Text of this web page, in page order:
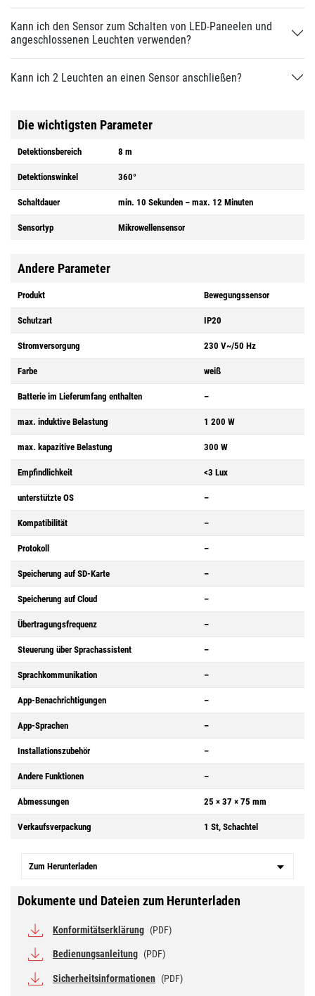
Kann ich den Sensor zum Schalten von LED-Paneelen und
angeschlossenen Leuchten verwenden?
Kann ich 2 Leuchten an einen Sensor anschließen?
Die wichtigsten Parameter
Detektionsbereich 8 m
Detektionswinkel 360°
Schaltdauer min. 10 Sekunden – max. 12 Minuten
Sensortyp Mikrowellensensor
Andere Parameter
Produkt Bewegungssensor
Schutzart IP20
Stromversorgung 230 V~/50 Hz
Farbe weiß
Batterie im Lieferumfang enthalten –
max. induktive Belastung 1 200 W
max. kapazitive Belastung 300 W
Empfindlichkeit <3 Lux
unterstützte OS –
Kompatibilität –
Protokoll –
Speicherung auf SD-Karte –
Speicherung auf Cloud –
Übertragungsfrequenz –
Steuerung über Sprachassistent –
Sprachkommunikation –
App-Benachrichtigungen –
App-Sprachen –
Installationszubehör –
Andere Funktionen –
Abmessungen 25 × 37 × 75 mm
Verkaufsverpackung 1 St, Schachtel
Zum Herunterladen
Dokumente und Dateien zum Herunterladen
Konformitätserklärung (PDF)
Bedienungsanleitung (PDF)
Sicherheitsinformationen (PDF)